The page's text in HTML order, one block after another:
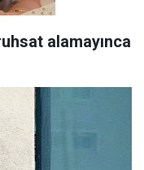
alamayınca